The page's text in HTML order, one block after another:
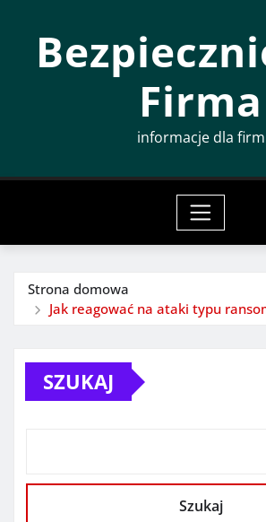
Firma
informacje dla firm
Strona domowa
Jak reagować na ataki typu
SZUKAJ
Szukaj